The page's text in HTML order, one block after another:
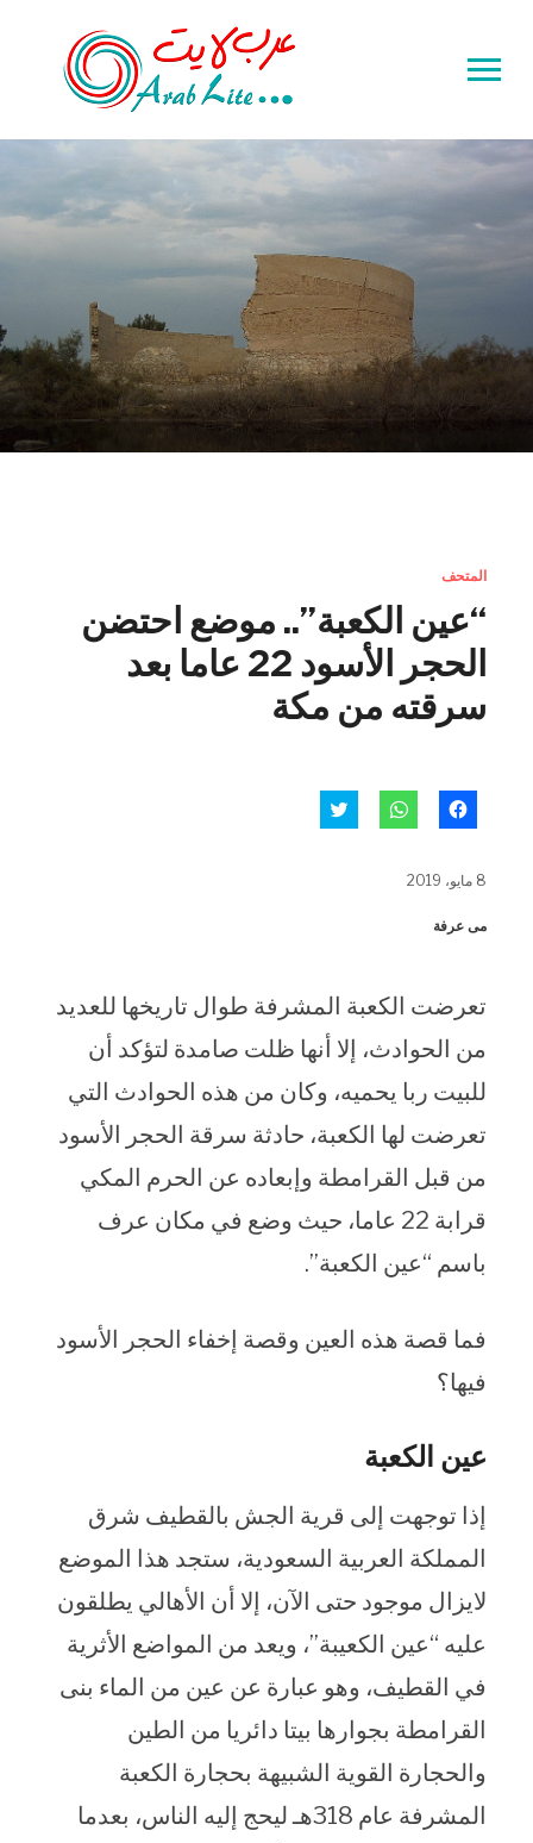
Toggle
&
navigation
المتحف
“عين الكعبة”.. موضع احتضن
الحجر الأسود 22 عاما بعد
سرقته من مكة
للمشاركة
في
للمشاركة
8 مايو، 2019
مى عرفة
تعرضت الكعبة المشرفة طوال تاريخها للعديد
من الحوادث، إلا أنها ظلت صامدة لتؤكد أن
للبيت ربا يحميه، وكان من هذه الحوادث التي
تعرضت لها الكعبة، حادثة سرقة الحجر الأسود
من قبل القرامطة وإبعاده عن الحرم المكي
قرابة 22 عاما، حيث وضع في مكان عرف
باسم “عين الكعبة”.
فما قصة هذه العين وقصة إخفاء الحجر الأسود
فيها؟
عين الكعبة
إذا توجهت إلى قرية الجش بالقطيف شرق
المملكة العربية السعودية، ستجد هذا الموضع
لايزال موجود حتى الآن، إلا أن الأهالي يطلقون
عليه “عين الكعيبة”، ويعد من المواضع الأثرية
في القطيف، وهو عبارة عن عين من الماء بنى
القرامطة بجوارها بيتا دائريا من الطين
والحجارة القوية الشبيهة بحجارة الكعبة
المشرفة عام 318هـ ليحج إليه الناس، بعدما